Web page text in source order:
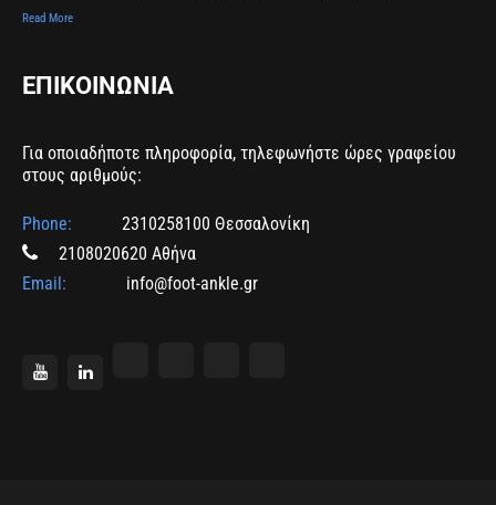
Read More
ΕΠΙΚΟΙΝΩΝΙΑ
Για οποιαδήποτε πληροφορία, τηλεφωνήστε ώρες γραφείου
στους αριθμούς:
Phone:
2310258100 Θεσσαλονίκη
2108020620 Αθήνα
Email:
info@foot-ankle.gr